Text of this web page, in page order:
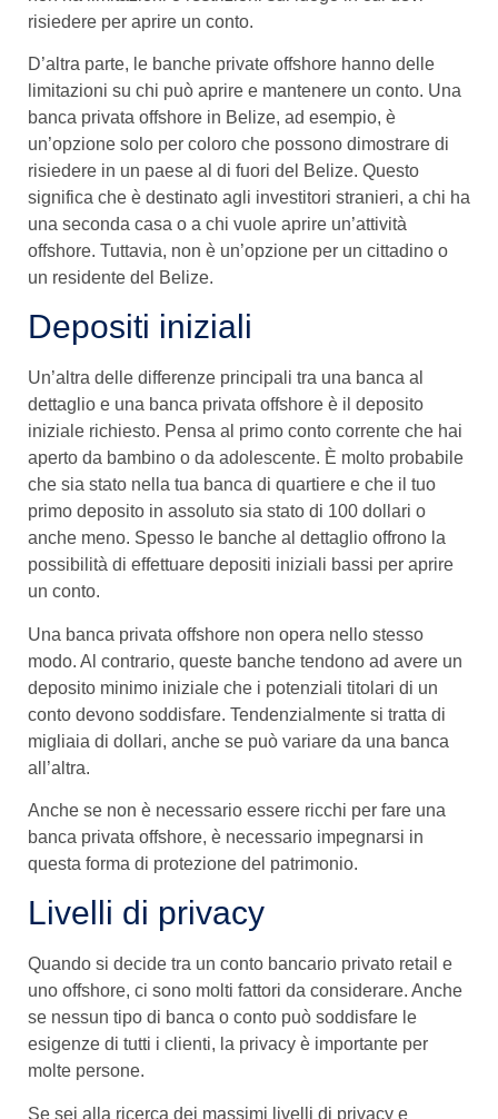
risiedere per aprire un conto.
D’altra parte, le banche private offshore hanno delle
limitazioni su chi può aprire e mantenere un conto. Una
banca privata offshore in Belize, ad esempio, è
un’opzione solo per coloro che possono dimostrare di
risiedere in un paese al di fuori del Belize. Questo
significa che è destinato agli investitori stranieri, a chi ha
una seconda casa o a chi vuole aprire un’attività
offshore. Tuttavia, non è un’opzione per un cittadino o
un residente del Belize.
Depositi iniziali
Un’altra delle differenze principali tra una banca al
dettaglio e una banca privata offshore è il deposito
iniziale richiesto. Pensa al primo conto corrente che hai
aperto da bambino o da adolescente. È molto probabile
che sia stato nella tua banca di quartiere e che il tuo
primo deposito in assoluto sia stato di 100 dollari o
anche meno. Spesso le banche al dettaglio offrono la
possibilità di effettuare depositi iniziali bassi per aprire
un conto.
Una banca privata offshore non opera nello stesso
modo. Al contrario, queste banche tendono ad avere un
deposito minimo iniziale che i potenziali titolari di un
conto devono soddisfare. Tendenzialmente si tratta di
migliaia di dollari, anche se può variare da una banca
all’altra.
Anche se non è necessario essere ricchi per fare una
banca privata offshore, è necessario impegnarsi in
questa forma di protezione del patrimonio.
Livelli di privacy
Quando si decide tra un conto bancario privato retail e
uno offshore, ci sono molti fattori da considerare. Anche
se nessun tipo di banca o conto può soddisfare le
esigenze di tutti i clienti, la privacy è importante per
molte persone.
Se sei alla ricerca dei massimi livelli di privacy e